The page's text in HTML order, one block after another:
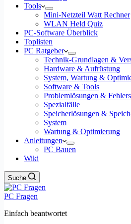
Tools
Mini-Netzteil Watt Rechner
WLAN Held Quiz
PC-Software Überblick
Toplisten
PC Ratgeber
Technik-Grundlagen &
Hardware & Aufrüstung
System, Wartung &
Software & Tools
Problemlösungen &
Spezialfälle
Speicherlösungen &
System
Wartung & Optimierung
Anleitungen
PC Bauen
Wiki
Suche
PC Fragen
Einfach beantwortet